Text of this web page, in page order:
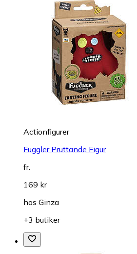
Actionfigurer
Fuggler Pruttande Figur
fr.
169 kr
hos Ginza
+3 butiker